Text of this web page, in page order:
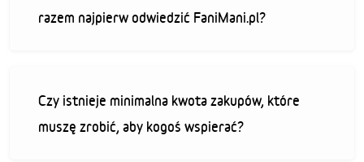
razem najpierw odwiedzić FaniMani.pl?
Czy istnieje minimalna kwota zakupów, które
muszę zrobić, aby kogoś wspierać?